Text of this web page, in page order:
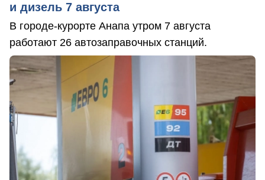
и дизель 7 августа
В городе-курорте Анапа утром 7 августа
работают 26 автозаправочных станций.